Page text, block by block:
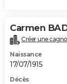
Carmen
Créer une
Naissance
17/07/1915
Décès